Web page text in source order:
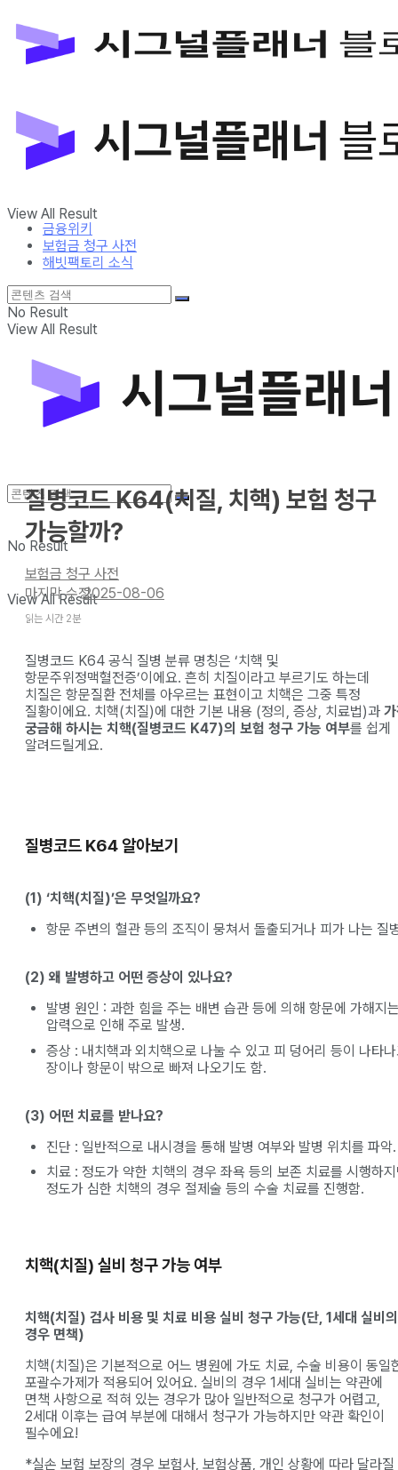
보험금 청구 사전
해빗팩토리 소식
View All Result
금융위키
보험금 청구 사전
해빗팩토리 소식
No Result
View All Result
No Result
View All Result
질병코드 K64(치질, 치핵) 보험 청구
가능할까?
보험금 청구 사전
2025-08-06
읽는 시간 2분
질병코드 K64 공식 질병 분류 명칭은 ‘치핵 및
항문주위정맥혈전증’이에요. 흔히 치질이라고 부르기도 하는데
치질은 항문질환 전체를 아우르는 표현이고 치핵은 그중 특정
질황이에요. 치핵(치질)에 대한 기본 내용 (정의, 증상, 치료법)과
궁금해 하시는 치핵(질병코드 K47)의 보험 청구 가능 여부를 쉽게
알려드릴게요.
질병코드 K64 알아보기
(1) ‘치핵(치질)’은 무엇일까요?
항문 주변의 혈관 등의 조직이 뭉쳐서 돌출되거나 피가 나는 질
(2) 왜 발병하고 어떤 증상이 있나요?
발병 원인 : 과한 힘을 주는 배변 습관 등에 의해 항문에 가해지
압력으로 인해 주로 발생.
증상 : 내치핵과 외치핵으로 나눌 수 있고 피 덩어리 등이 나타
장이나 항문이 밖으로 빠져 나오기도 함.
(3) 어떤 치료를 받나요?
진단 : 일반적으로 내시경을 통해 발병 여부와 발병 위치를 파악.
치료 : 정도가 약한 치핵의 경우 좌욕 등의 보존 치료를 시행하
정도가 심한 치핵의 경우 절제술 등의 수술 치료를 진행함.
치핵(치질) 실비 청구 가능 여부
치핵(치질) 검사 비용 및 치료 비용 실비 청구 가능(단, 1세대 실비의
경우 면책)
치핵(치질)은 기본적으로 어느 병원에 가도 치료, 수술 비용이 동일
포괄수가제가 적용되어 있어요. 실비의 경우 1세대 실비는 약관에
면책 사항으로 적혀 있는 경우가 많아 일반적으로 청구가 어렵고,
2세대 이후는 급여 부분에 대해서 청구가 가능하지만 약관 확인이
필수에요!
*실손 보험 보장의 경우 보험사, 보험상품, 개인 상황에 따라 달라질